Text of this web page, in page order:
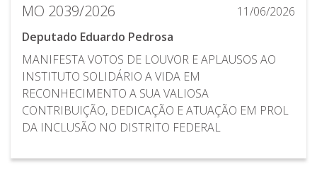
MO 2039/2026
11/06/2026
Deputado Eduardo Pedrosa
MANIFESTA VOTOS DE LOUVOR E APLAUSOS AO
INSTITUTO SOLIDÁRIO A VIDA EM
RECONHECIMENTO A SUA VALIOSA
CONTRIBUIÇÃO, DEDICAÇÃO E ATUAÇÃO EM PROL
DA INCLUSÃO NO DISTRITO FEDERAL